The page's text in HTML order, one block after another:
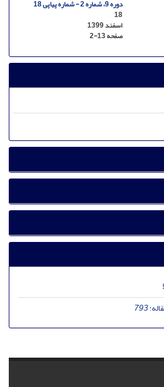
دوره 9، شماره 2 - شماره پیاپی 18
18
اسفند 1399
صفحه2-13
793